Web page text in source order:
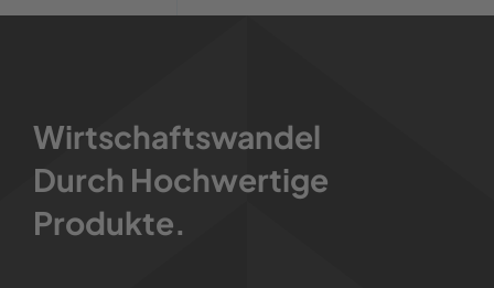
Wirtschaftswandel
Durch Hochwertige
Produkte.